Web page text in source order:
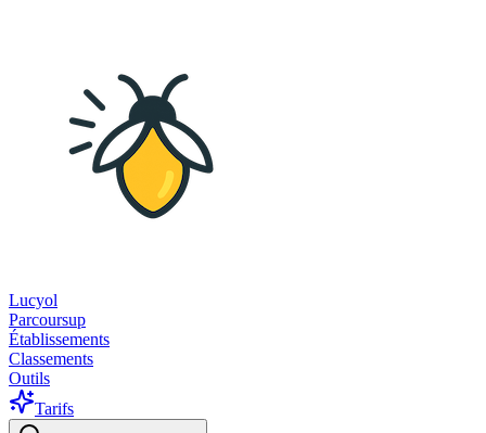
Lucyol
Parcoursup
Établissements
Classements
Outils
Tarifs